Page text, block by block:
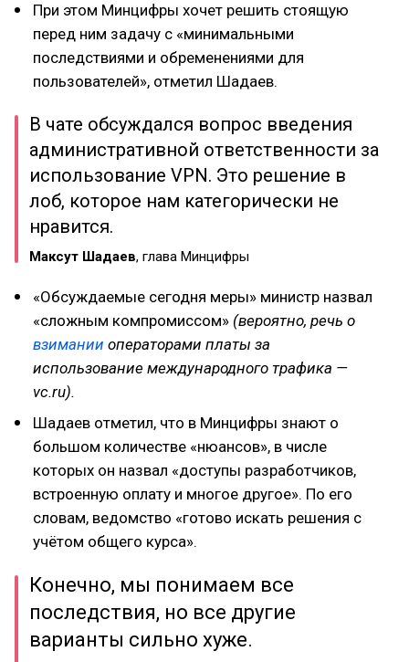
При этом Минцифры хочет решить стоящую
перед ним задачу с «минимальными
последствиями и обременениями для
пользователей», отметил Шадаев.
В чате обсуждался вопрос введения
административной ответственности за
использование VPN. Это решение в
лоб, которое нам категорически не
нравится.
Максут Шадаев, глава Минцифры
«Обсуждаемые сегодня меры» министр назвал
«сложным компромиссом» (вероятно, речь о
взимании операторами платы за
использование международного трафика —
vc.ru).
Шадаев отметил, что в Минцифры знают о
большом количестве «нюансов», в числе
которых он назвал «доступы разработчиков,
встроенную оплату и многое другое». По его
словам, ведомство «готово искать решения с
учётом общего курса».
Конечно, мы понимаем все
последствия, но все другие
варианты сильно хуже.